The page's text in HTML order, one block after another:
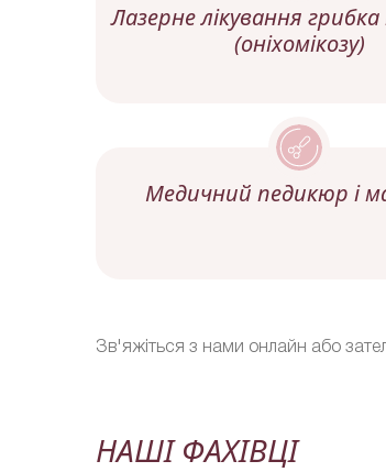
Лазерне лікування
(оніхомікозу)
Медичний педикюр і
Зв'яжіться з нами онлайн або
НАШІ ФАХІВЦІ